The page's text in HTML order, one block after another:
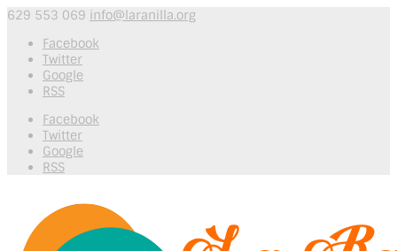
629 553 069 info@laranilla.org
Facebook
Twitter
Google
RSS
Facebook
Twitter
Google
RSS